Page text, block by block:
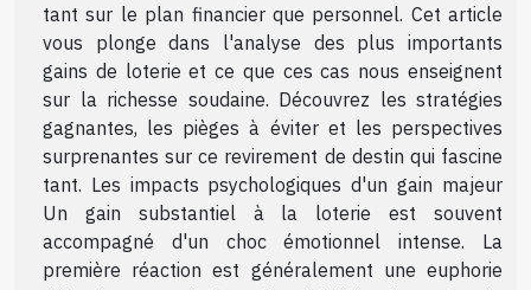
tant sur le plan financier que personnel. Cet article
vous plonge dans l'analyse des plus importants
gains de loterie et ce que ces cas nous enseignent
sur la richesse soudaine. Découvrez les stratégies
gagnantes, les pièges à éviter et les perspectives
surprenantes sur ce revirement de destin qui fascine
tant. Les impacts psychologiques d'un gain majeur
Un gain substantiel à la loterie est souvent
accompagné d'un choc émotionnel intense. La
première réaction est généralement une euphorie